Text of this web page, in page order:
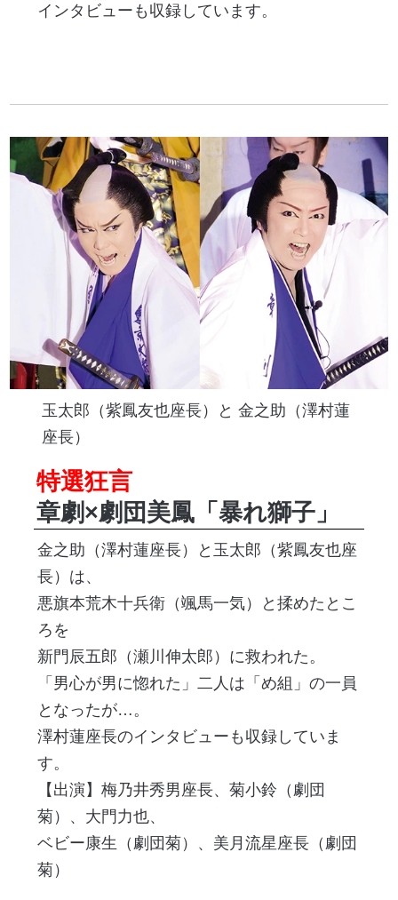
インタビューも収録しています。
玉太郎（紫鳳友也座長）と 金之助（澤村蓮
座長）
特選狂言
章劇×劇団美鳳「暴れ獅子」
金之助（澤村蓮座長）と玉太郎（紫鳳友也座
長）は、
悪旗本荒木十兵衛（颯馬一気）と揉めたとこ
ろを
新門辰五郎（瀬川伸太郎）に救われた。
「男心が男に惚れた」二人は「め組」の一員
となったが…。
澤村蓮座長のインタビューも収録していま
す。
【出演】梅乃井秀男座長、菊小鈴（劇団
菊）、大門力也、
ベビー康生（劇団菊）、美月流星座長（劇団
菊）